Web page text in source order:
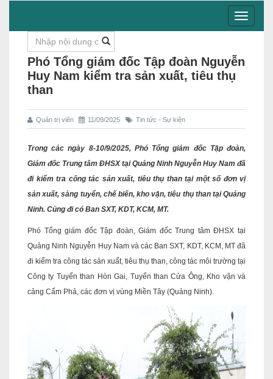
Toggle
Phó Tổng giám đốc Tập đoàn Nguyễn
Huy Nam kiểm tra sản xuất, tiêu thụ
than
Quản trị viên 11/09/2025 Tin tức - Sự kiện
Trong các ngày 8-10/9/2025, Phó Tổng giám đốc Tập đoàn,
Giám đốc Trung tâm ĐHSX tại Quảng Ninh Nguyễn Huy Nam đã
đi kiểm tra công tác sản xuất, tiêu thụ than tại một số đơn vị
sản xuất, sàng tuyển, chế biến, kho vận, tiêu thụ than tại Quảng
Ninh. Cùng đi có Ban SXT, KDT, KCM, MT.
Phó Tổng giám đốc Tập đoàn, Giám đốc Trung tâm ĐHSX tại
Quảng Ninh Nguyễn Huy Nam và các Ban SXT, KDT, KCM, MT đã
đi kiểm tra công tác sản xuất, tiêu thụ than, công tác môi trường tại
Công ty Tuyển than Hòn Gai, Tuyển than Cửa Ông, Kho vận và
cảng Cẩm Phả, các đơn vị vùng Miền Tây (Quảng Ninh).